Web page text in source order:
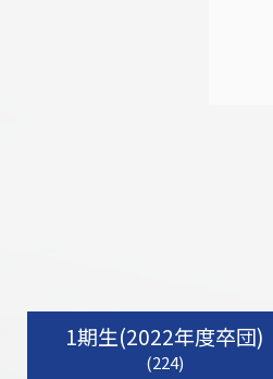
1期生(2022年度卒団)
(224)